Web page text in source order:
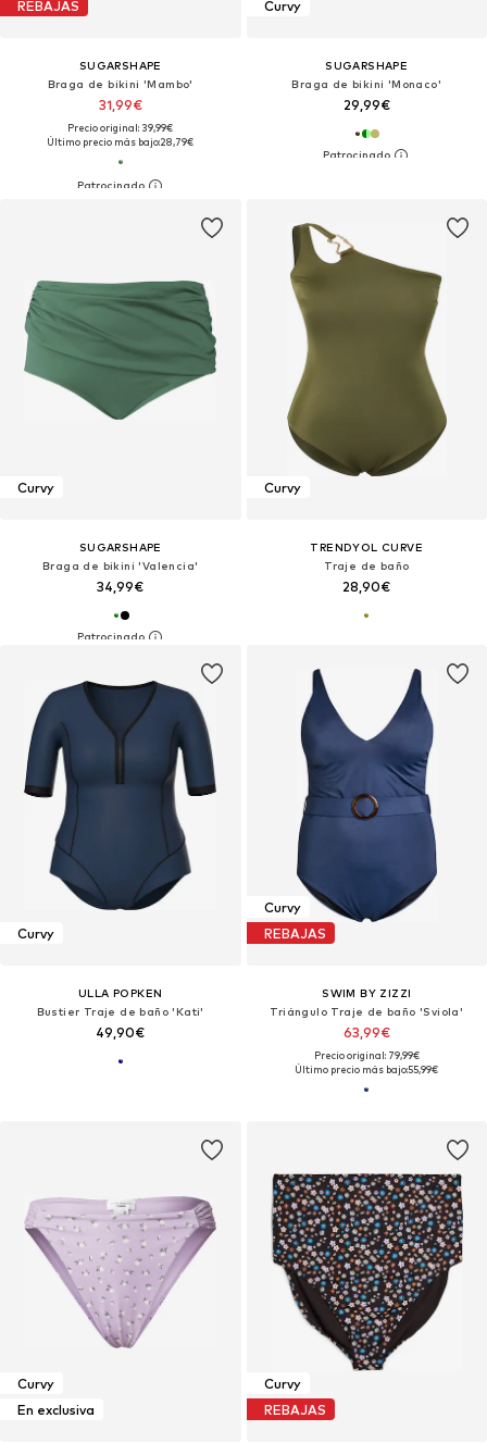
REBAJAS
SUGARSHAPE
Braga de bikini 'Mambo'
31,99€
Precio original: 39,99€
Último precio más bajo:28,79€
Curvy
SUGARSHAPE
Braga de bikini 'Monaco'
29,99€
Curvy
SUGARSHAPE
Braga de bikini 'Valencia'
34,99€
Curvy
TRENDYOL CURVE
Traje de baño
28,90€
Curvy
ULLA POPKEN
Bustier Traje de baño 'Kati'
49,90€
Curvy
REBAJAS
SWIM BY ZIZZI
Triángulo Traje de baño 'Sviola'
63,99€
Precio original: 79,99€
Último precio más bajo:55,99€
Curvy
En exclusiva
Curvy
REBAJAS